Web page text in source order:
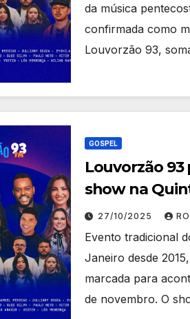
da música
confirmada como
Louvorzão 93,
GOSPEL
Louvorzão
show na
feriado de 20
27/10/2025
Evento tradicional
Janeiro desde
marcada para
de novembro. O